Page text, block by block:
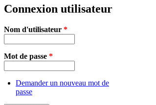
Connexion utilisateur
Nom d'utilisateur *
Mot de passe *
Demander un nouveau mot de
passe